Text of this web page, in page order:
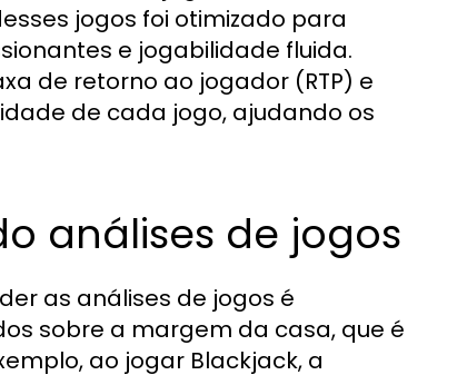
jogos foi otimizado para
e jogabilidade fluida.
de retorno ao jogador (RTP) e
de cada jogo, ajudando os
análises de jogos
as análises de jogos é
sobre a margem da casa, que é
ao jogar Blackjack, a